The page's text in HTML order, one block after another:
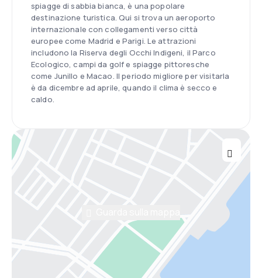
spiagge di sabbia bianca, è una popolare
destinazione turistica. Qui si trova un aeroporto
internazionale con collegamenti verso città
europee come Madrid e Parigi. Le attrazioni
includono la Riserva degli Occhi Indigeni, il Parco
Ecologico, campi da golf e spiagge pittoresche
come Junillo e Macao. Il periodo migliore per visitarla
è da dicembre ad aprile, quando il clima è secco e
caldo.